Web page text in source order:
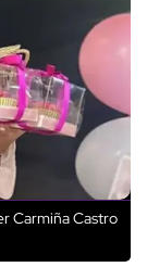
Carmiña Castro